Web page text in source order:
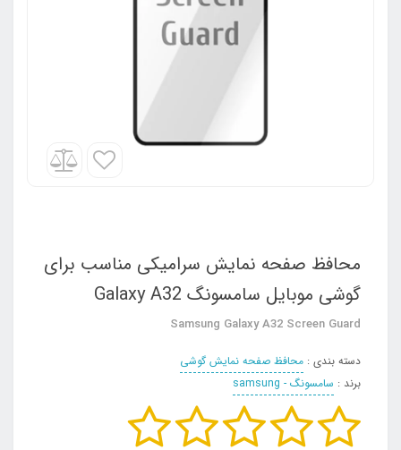
محافظ صفحه نمایش سرامیکی مناسب برای
گوشی موبایل سامسونگ Galaxy A32
Samsung Galaxy A32 Screen Guard
دسته بندی : محافظ صفحه نمایش گوشی
برند : سامسونگ - samsung